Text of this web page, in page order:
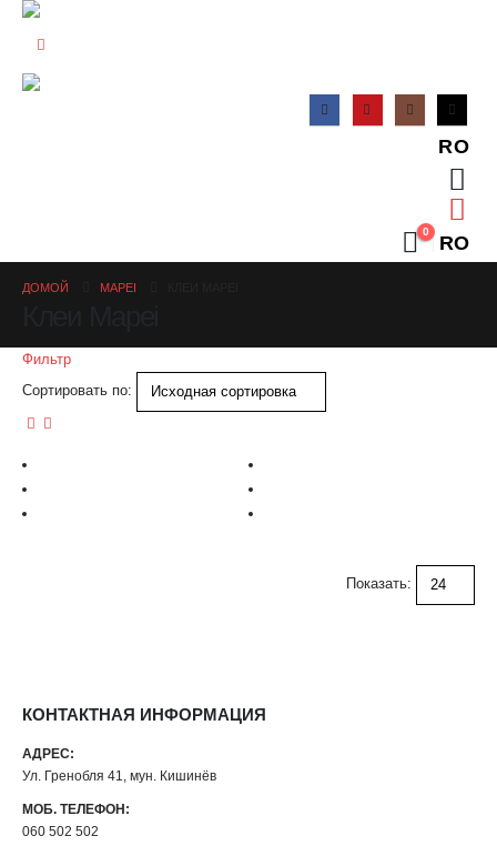
RO
0 RO
ДОМОЙ MAPEI
Фильтр
Сортировать по:
Показать:
КОНТАКТНАЯ ИНФОРМАЦИЯ
АДРЕС:
Ул. Гренобля 41, мун. Кишинёв
МОБ. ТЕЛЕФОН:
060 502 502